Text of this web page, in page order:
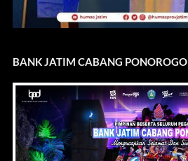
BANK JATIM CABANG PONOROGO